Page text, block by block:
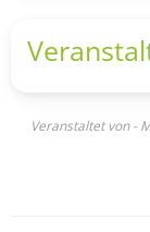
Veranstaltet von -